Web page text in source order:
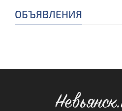
ОБЪЯВЛЕНИЯ